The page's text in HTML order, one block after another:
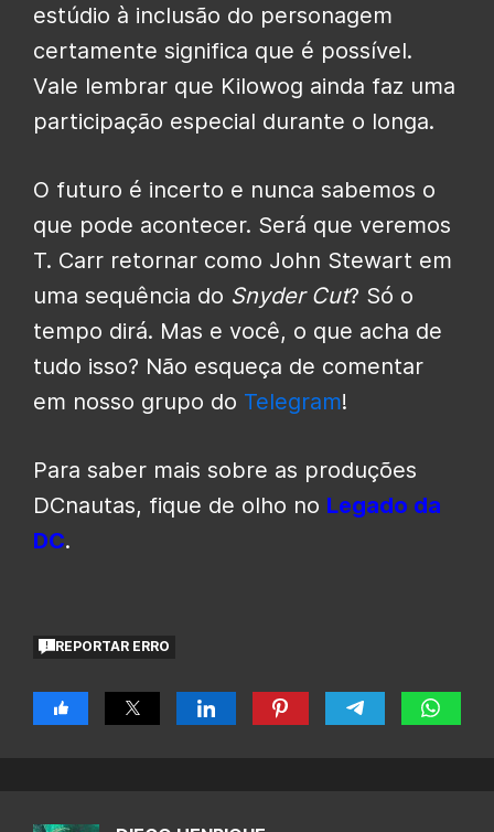
estúdio à inclusão do personagem
certamente significa que é possível.
Vale lembrar que Kilowog ainda faz uma
participação especial durante o longa.
O futuro é incerto e nunca sabemos o
que pode acontecer. Será que veremos
T. Carr retornar como John Stewart em
uma sequência do Snyder Cut? Só o
tempo dirá. Mas e você, o que acha de
tudo isso? Não esqueça de comentar
em nosso grupo do Telegram!
Para saber mais sobre as produções
DCnautas, fique de olho no Legado da
DC.
REPORTAR ERRO